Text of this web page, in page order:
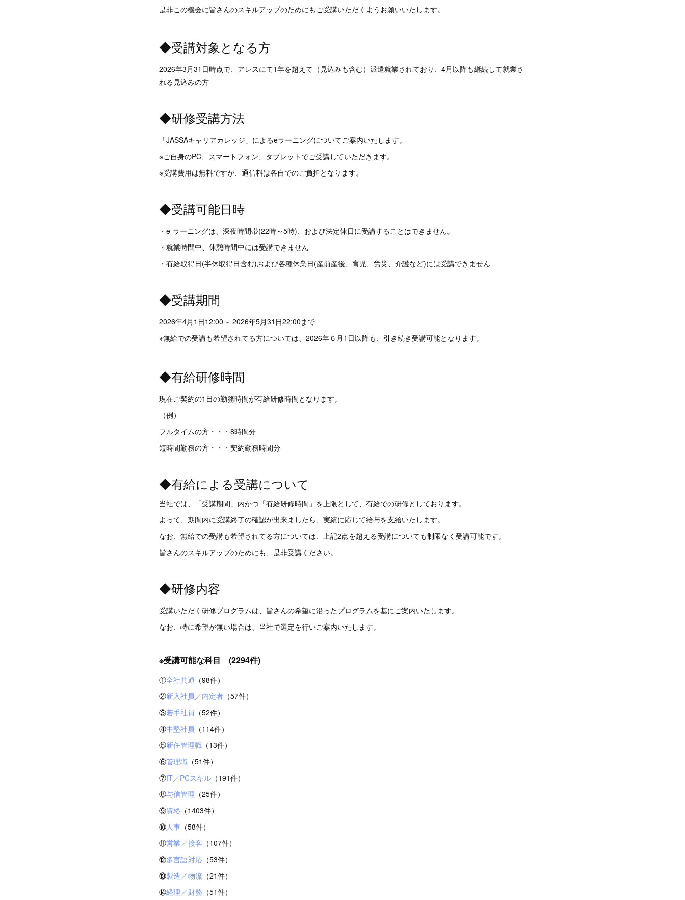
是非この機会に皆さんのスキルアップのためにもご受講いただくようお願いいたします。
◆受講対象となる方
2026年3月31日時点で、アレスにて1年を超えて（見込みも含む）派遣就業されており、4月以降も継続して就業さ
れる見込みの方
◆研修受講方法
「JASSAキャリアカレッジ」によるeラーニングについてご案内いたします。
※ご自身のPC、スマートフォン、タブレットでご受講していただきます。
※受講費用は無料ですが、通信料は各自でのご負担となります。
◆受講可能日時
・e-ラーニングは、深夜時間帯(22時～5時)、および法定休日に受講することはできません。
・就業時間中、休憩時間中には受講できません
・有給取得日(半休取得日含む)および各種休業日(産前産後、育児、労災、介護など)には受講できません
◆受講期間
2026年4月1日12:00～ 2026年5月31日22:00まで
※無給での受講も希望されてる方については、2026年６月1日以降も、引き続き受講可能となります。
◆有給研修時間
現在ご契約の1日の勤務時間が有給研修時間となります。
（例）
フルタイムの方・・・8時間分
短時間勤務の方・・・契約勤務時間分
◆有給による受講について
当社では、「受講期間」内かつ「有給研修時間」を上限として、有給での研修としております。
よって、期間内に受講終了の確認が出来ましたら、実績に応じて給与を支給いたします。
なお、無給での受講も希望されてる方については、上記2点を超える受講についても制限なく受講可能です。
皆さんのスキルアップのためにも、是非受講ください。
◆研修内容
受講いただく研修プログラムは、皆さんの希望に沿ったプログラムを基にご案内いたします。
なお、特に希望が無い場合は、当社で選定を行いご案内いたします。
※受講可能な科目 (2294件)
①全社共通 （98件）
②新入社員／内定者 （57件）
③若手社員 （52件）
④中堅社員 （114件）
⑤新任管理職 （13件）
⑥管理職 （51件）
⑦IT／PCスキル （191件）
⑧与信管理 （25件）
⑨資格 （1403件）
⑩人事 （58件）
⑪営業／接客 （107件）
⑫多言語対応 （53件）
⑬製造／物流 （21件）
⑭経理／財務 （51件）